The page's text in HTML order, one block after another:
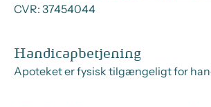
CVR: 37454044
Handicapbetjening
Apoteket er fysisk tilgængeligt for